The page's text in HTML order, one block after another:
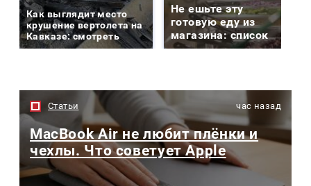
Как выглядит место
крушение вертолета на
Кавказе: смотреть
Не ешьте эту
готовую еду из
магазина: список
Статьи час назад
MacBook Air не любит плёнки и
чехлы. Что советует Apple